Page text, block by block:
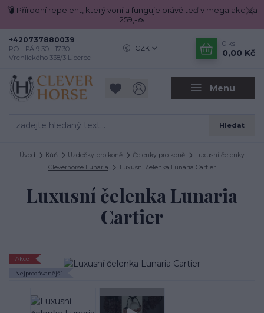
💣 Přírodní repelent, který voní a funguje právě teď v mega akci za
259,-🦟
Menu
CZK
Hledat
+420737880039
PO - PÁ 9.30 - 17.30
Vrchlického 338/3 Liberec
0 ks
0,00 Kč
Úvod Kůň Uzdečky pro koně Čelenky pro koně
Luxusní čelenky
Cleverhorse Lunaria
Luxusní čelenka Lunaria Cartier
Luxusní čelenka Lunaria
Cartier
Akce
Nejprodávanější